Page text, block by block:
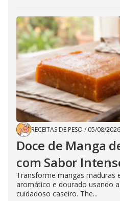
RECEITAS DE PESO / 05/08/2026
Doce de Manga
com Sabor
Transforme mangas maduras
aromático e dourado usando
cuidadoso caseiro. The...